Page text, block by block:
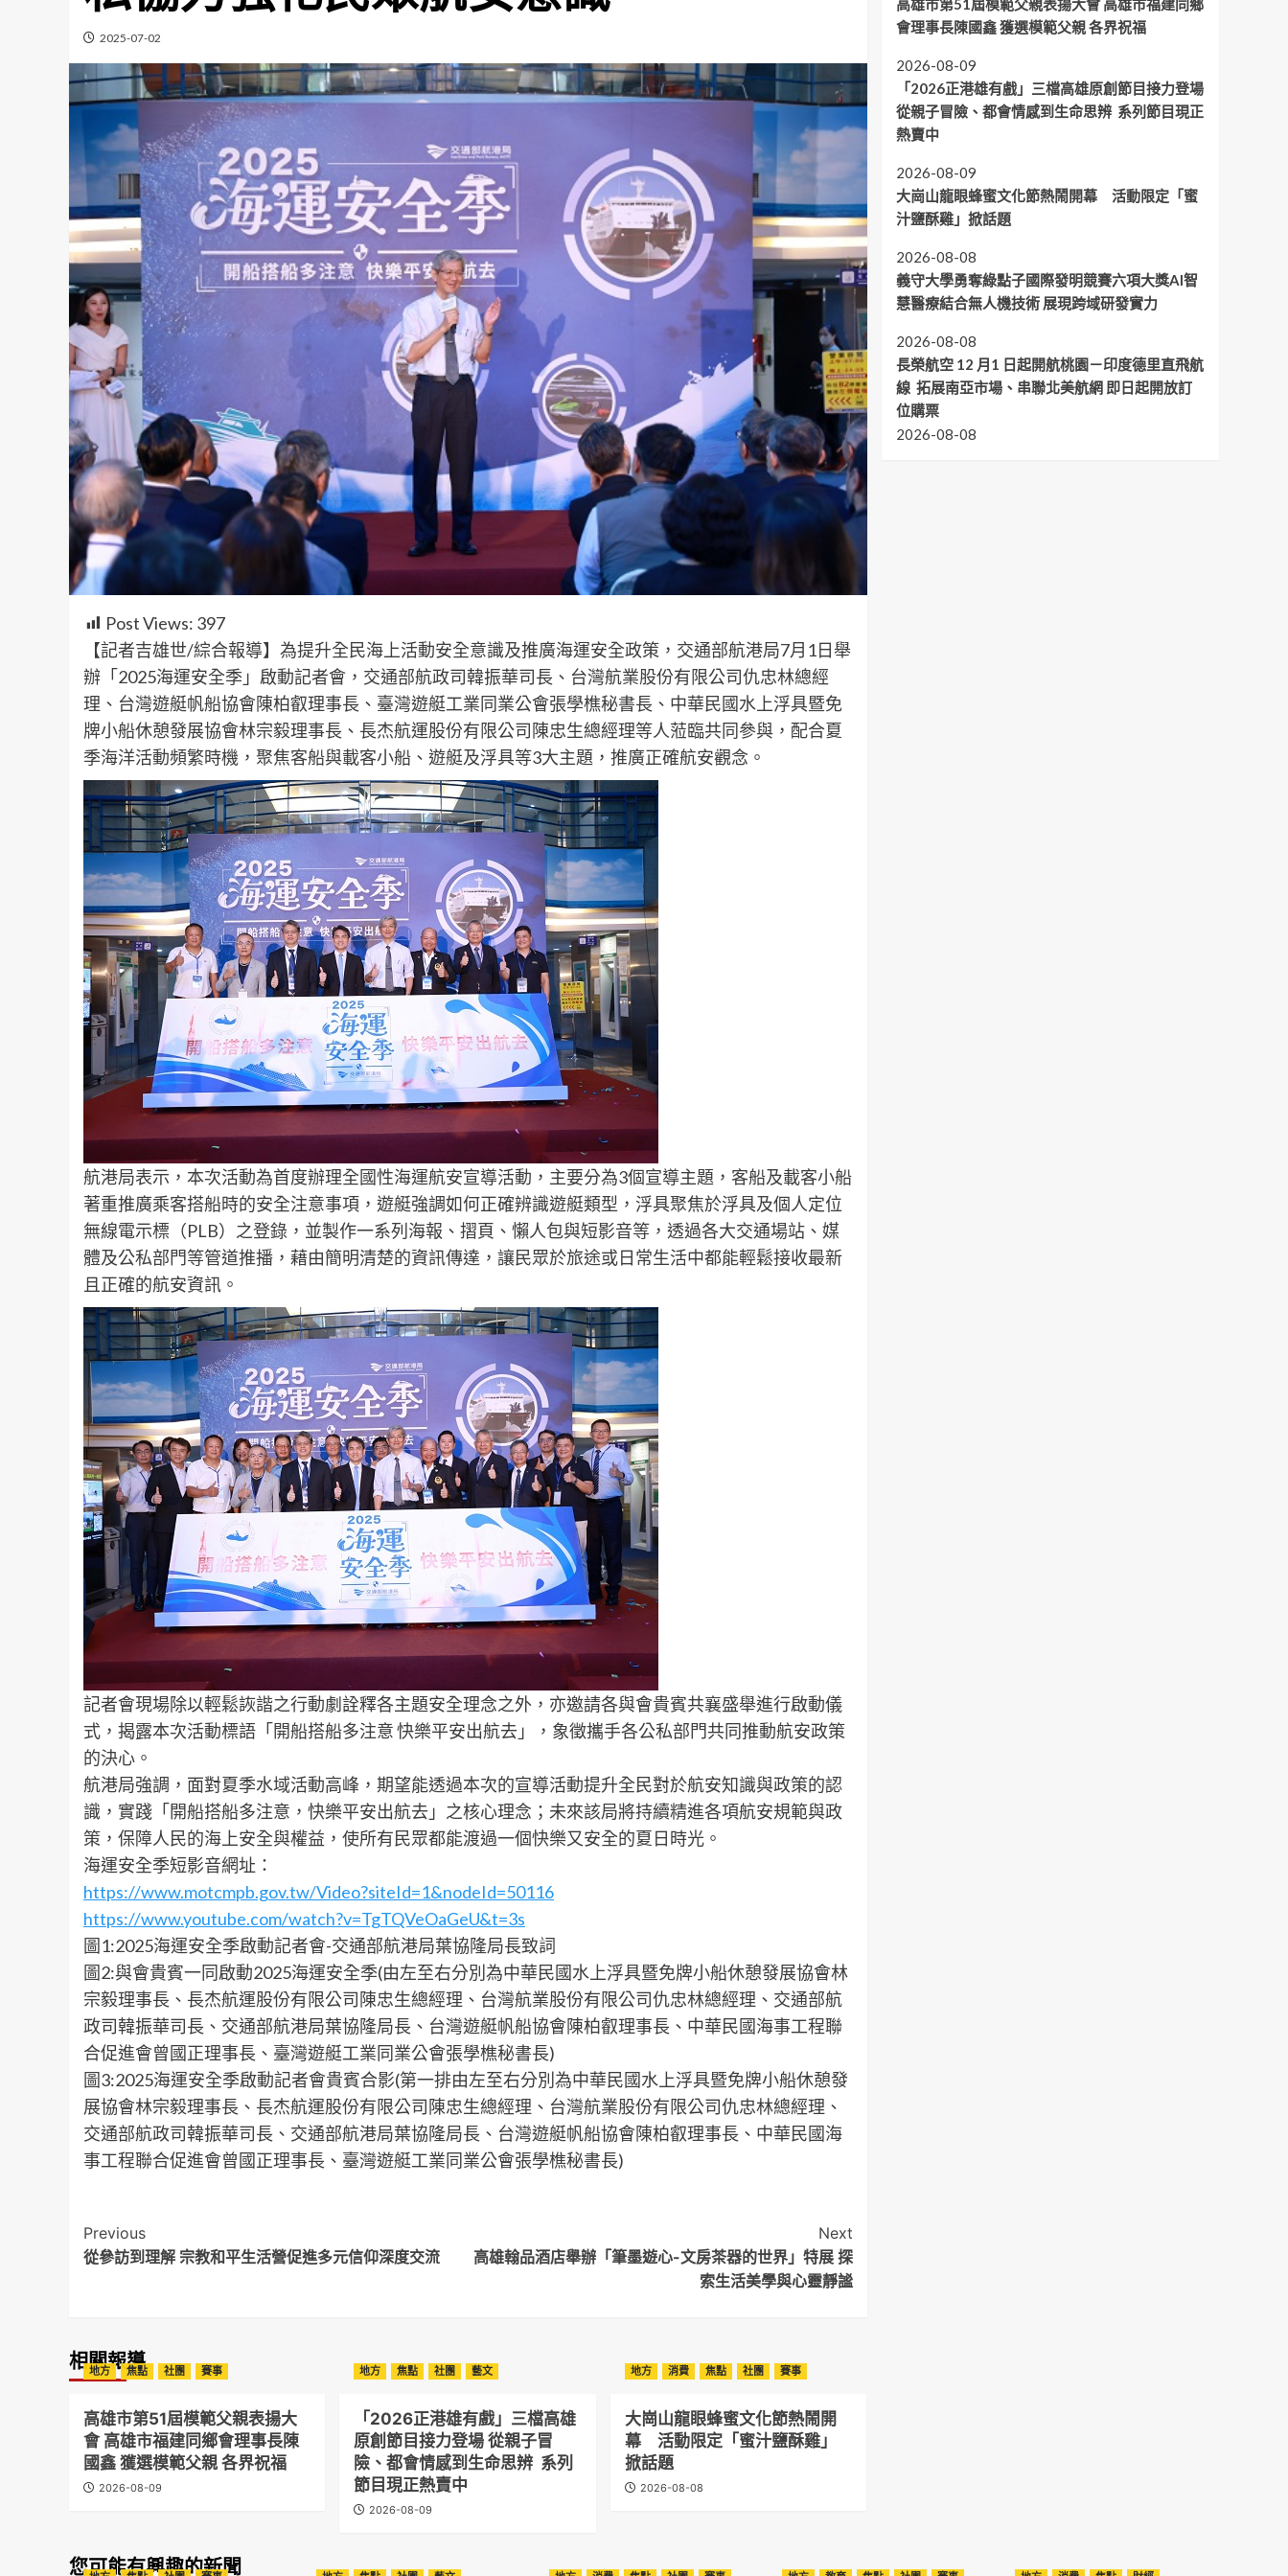
2025-07-02
Post Views: 397
【記者吉雄世/綜合報導】為提升全民海上活動安全意識及推廣海運安全政策，交通部航港局7月1日舉
辦「2025海運安全季」啟動記者會，交通部航政司韓振華司長、台灣航業股份有限公司仇忠林總經
理、台灣遊艇帆船協會陳柏叡理事長、臺灣遊艇工業同業公會張學樵秘書長、中華民國水上浮具暨免
牌小船休憩發展協會林宗毅理事長、長杰航運股份有限公司陳忠生總經理等人蒞臨共同參與，配合夏
季海洋活動頻繁時機，聚焦客船與載客小船、遊艇及浮具等3大主題，推廣正確航安觀念。
航港局表示，本次活動為首度辦理全國性海運航安宣導活動，主要分為3個宣導主題，客船及載客小船
著重推廣乘客搭船時的安全注意事項，遊艇強調如何正確辨識遊艇類型，浮具聚焦於浮具及個人定位
無線電示標（PLB）之登錄，並製作一系列海報、摺頁、懶人包與短影音等，透過各大交通場站、媒
體及公私部門等管道推播，藉由簡明清楚的資訊傳達，讓民眾於旅途或日常生活中都能輕鬆接收最新
且正確的航安資訊。
記者會現場除以輕鬆詼諧之行動劇詮釋各主題安全理念之外，亦邀請各與會貴賓共襄盛舉進行啟動儀
式，揭露本次活動標語「開船搭船多注意 快樂平安出航去」，象徵攜手各公私部門共同推動航安政策
的決心。
航港局強調，面對夏季水域活動高峰，期望能透過本次的宣導活動提升全民對於航安知識與政策的認
識，實踐「開船搭船多注意，快樂平安出航去」之核心理念；未來該局將持續精進各項航安規範與政
策，保障人民的海上安全與權益，使所有民眾都能渡過一個快樂又安全的夏日時光。
海運安全季短影音網址：
https://www.motcmpb.gov.tw/Video?siteId=1&nodeId=50116
https://www.youtube.com/watch?v=TgTQVeOaGeU&t=3s
圖1:2025海運安全季啟動記者會-交通部航港局葉協隆局長致詞
圖2:與會貴賓一同啟動2025海運安全季(由左至右分別為中華民國水上浮具暨免牌小船休憩發展協會林
宗毅理事長、長杰航運股份有限公司陳忠生總經理、台灣航業股份有限公司仇忠林總經理、交通部航
政司韓振華司長、交通部航港局葉協隆局長、台灣遊艇帆船協會陳柏叡理事長、中華民國海事工程聯
合促進會曾國正理事長、臺灣遊艇工業同業公會張學樵秘書長)
圖3:2025海運安全季啟動記者會貴賓合影(第一排由左至右分別為中華民國水上浮具暨免牌小船休憩發
展協會林宗毅理事長、長杰航運股份有限公司陳忠生總經理、台灣航業股份有限公司仇忠林總經理、
交通部航政司韓振華司長、交通部航港局葉協隆局長、台灣遊艇帆船協會陳柏叡理事長、中華民國海
事工程聯合促進會曾國正理事長、臺灣遊艇工業同業公會張學樵秘書長)
Post
Navigation
Previous
從參訪到理解 宗教和平生活營促進多元信仰深度交流
Next
高雄翰品酒店舉辦「筆墨遊心-文房茶器的世界」特展 探
索生活美學與心靈靜謐
相關報導
地方 焦點 社團 賽事
高雄市第51屆模範父親表揚大
會 高雄市福建同鄉會理事長陳
國鑫 獲選模範父親 各界祝福
2026-08-09
地方 焦點 社團 藝文
「2026正港雄有戲」三檔高雄
原創節目接力登場 從親子冒
險、都會情感到生命思辨 系列
節目現正熱賣中
2026-08-09
地方 消費 焦點 社團 賽事
大崗山龍眼蜂蜜文化節熱鬧開
幕 活動限定「蜜汁鹽酥雞」
掀話題
2026-08-08
高雄市第51屆模範父親表揚大會 高雄市福建同鄉
會理事長陳國鑫 獲選模範父親 各界祝福
2026-08-09
「2026正港雄有戲」三檔高雄原創節目接力登場
從親子冒險、都會情感到生命思辨 系列節目現正
熱賣中
2026-08-09
大崗山龍眼蜂蜜文化節熱鬧開幕 活動限定「蜜
汁鹽酥雞」掀話題
2026-08-08
義守大學勇奪綠點子國際發明競賽六項大獎AI智
慧醫療結合無人機技術 展現跨域研發實力
2026-08-08
長榮航空 12 月1 日起開航桃園－印度德里直飛航
線 拓展南亞市場、串聯北美航網 即日起開放訂
位購票
2026-08-08
您可能有興趣的新聞